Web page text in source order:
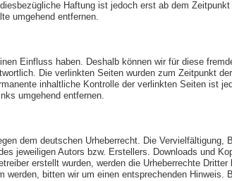
Haftung ist jedoch erst ab dem
umgehend entfernen.
Einfluss haben. Deshalb können wir für diese
Die verlinkten Seiten wurden zum Zeitpunkt
inhaltliche Kontrolle der verlinkten Seiten ist
umgehend entfernen.
dem deutschen Urheberrecht. Die Vervielfältigung,
jeweiligen Autors bzw. Erstellers. Downloads und
erstellt wurden, werden die Urheberrechte
bitten wir um einen entsprechenden Hinweis.